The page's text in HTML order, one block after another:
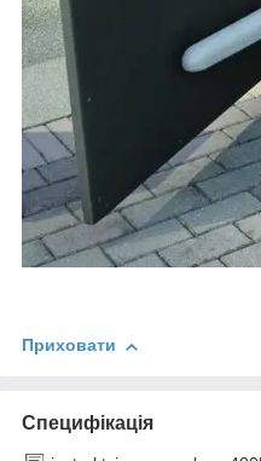
Приховати
Специфікація